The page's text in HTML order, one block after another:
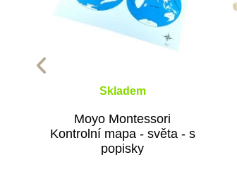
Skladem
Moyo Montessori
Kontrolní mapa - světa - s
popisky